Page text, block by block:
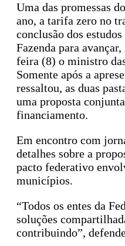
Uma das promessas
ano, a tarifa zero no
conclusão dos
Fazenda para
feira (8) o ministro
Somente após a
ressaltou, as duas
uma proposta
financiamento.
Em encontro com
detalhes sobre a
pacto federativo
municípios.
“Todos os entes da
soluções
contribuindo”,